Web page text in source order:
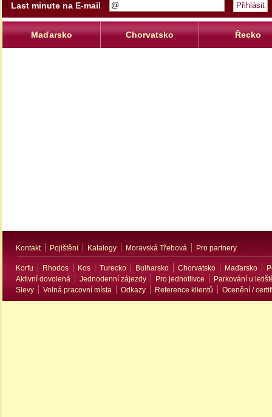
Maďarsko Chorvatsko Řecko
Kontakt Pojištění Katalogy Moravská Třebová Pro partnery
Korfu Rhodos Kos Turecko Bulharsko Chorvatsko Maďarsko
Aktivní dovolená
Jednodenní zájezdy Pro jednotlivce
Parkování u
Slevy
Volná pracovní místa Odkazy Reference klientů Ocenění /
Last minute na E-mail